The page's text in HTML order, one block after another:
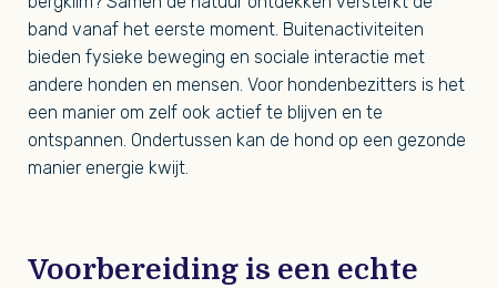
band vanaf het eerste moment. Buitenactiviteiten
bieden fysieke beweging en sociale interactie met
andere honden en mensen. Voor hondenbezitters is het
een manier om zelf ook actief te blijven en te
ontspannen. Ondertussen kan de hond op een gezonde
manier energie kwijt.
Voorbereiding is een echte